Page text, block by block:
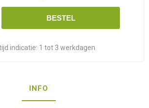
BESTEL
indicatie: 1 tot 3 werkdagen
INFO